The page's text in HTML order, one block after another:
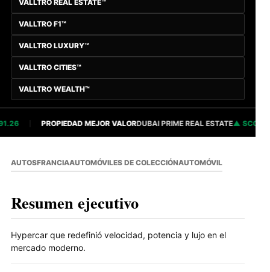
VALLTRO REAL ESTATE™
VALLTRO F1™
VALLTRO LUXURY™
VALLTRO CITIES™
VALLTRO WEALTH™
PROPIEDAD MEJOR VALORDUBAI PRIME REAL ESTATE SCORE
AUTOSFRANCIAAUTOMÓVILES DE COLECCIÓNAUTOMÓVIL
Resumen ejecutivo
Hypercar que redefinió velocidad, potencia y lujo en el
mercado moderno.